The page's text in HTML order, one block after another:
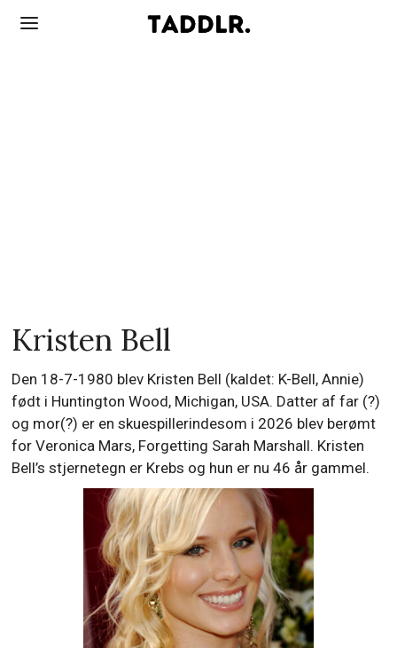
Kristen Bell
Den 18-7-1980 blev Kristen Bell (kaldet: K-Bell, Annie)
født i Huntington Wood, Michigan, USA. Datter af far (?)
og mor(?) er en skuespillerindesom i 2026 blev berømt
for Veronica Mars, Forgetting Sarah Marshall. Kristen
Bell’s stjernetegn er Krebs og hun er nu 46 år gammel.